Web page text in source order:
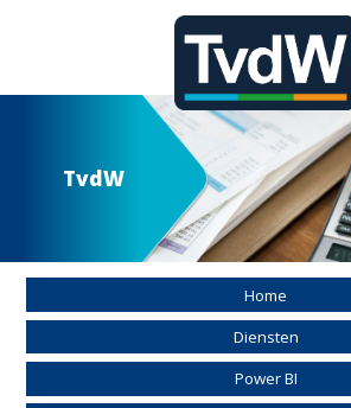
TvdW
Home
Diensten
Power BI